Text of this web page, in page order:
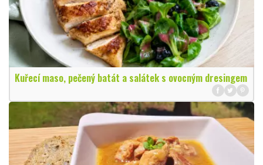
Kuřecí maso, pečený batát a salátek s ovocným dresingem